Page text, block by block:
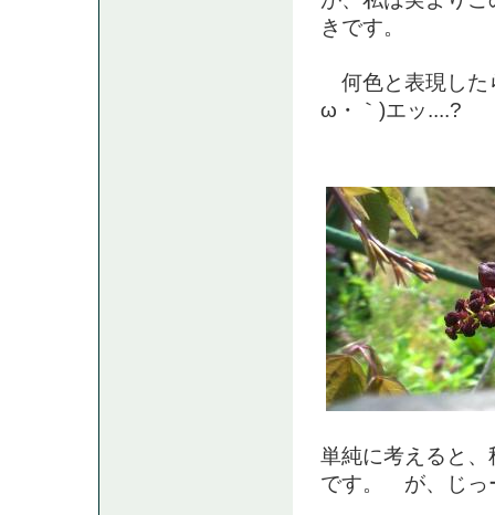
きです。
何色と表現し
ω・｀)エッ....?
単純に考えると
です。 が、じっ